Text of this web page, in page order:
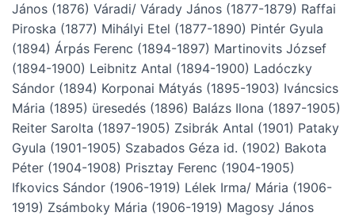
János (1876) Váradi/ Várady János (1877-1879) Raffai
Piroska (1877) Mihályi Etel (1877-1890) Pintér Gyula
(1894) Árpás Ferenc (1894-1897) Martinovits József
(1894-1900) Leibnitz Antal (1894-1900) Ladóczky
Sándor (1894) Korponai Mátyás (1895-1903) Iváncsics
Mária (1895) üresedés (1896) Balázs Ilona (1897-1905)
Reiter Sarolta (1897-1905) Zsibrák Antal (1901) Pataky
Gyula (1901-1905) Szabados Géza id. (1902) Bakota
Péter (1904-1908) Prisztay Ferenc (1904-1905)
Ifkovics Sándor (1906-1919) Lélek Irma/ Mária (1906-
1919) Zsámboky Mária (1906-1919) Magosy János